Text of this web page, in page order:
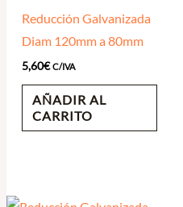
Reducción Galvanizada
Diam 120mm a 80mm
5,60€ C/IVA
AÑADIR AL
CARRITO